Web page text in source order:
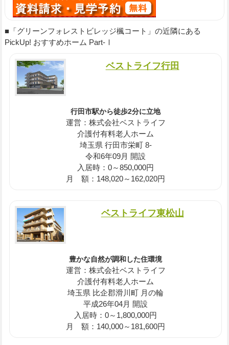
■「グリーンフォレストビレッジ楓コート」の近隣にある
PickUp! おすすめホーム Part-Ⅰ
ベストライフ行田
行田市駅から徒歩2分に立地
運営：株式会社ベストライフ
介護付有料老人ホーム
埼玉県 行田市栄町 8-
令和6年09月 開設
入居時：0～850,000円
月 額：148,020～162,020円
ベストライフ東松山
豊かな自然が調和した住環境
運営：株式会社ベストライフ
介護付有料老人ホーム
埼玉県 比企郡滑川町 月の輪
平成26年04月 開設
入居時：0～1,800,000円
月 額：140,000～181,600円